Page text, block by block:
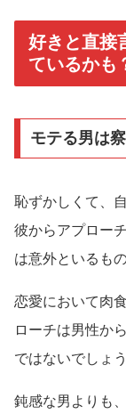
好きと直接
ているかも
モテる男は
恥ずかしくて、
彼からアプロー
は意外といるもの
恋愛において肉
ローチは男性か
ではないでしょ
鈍感な男よりも